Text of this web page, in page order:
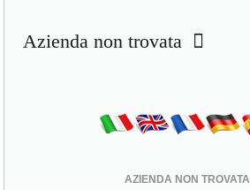
Azienda non trovata
AZIENDA NON TROVATA